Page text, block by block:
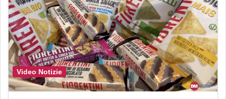
Video Notizie